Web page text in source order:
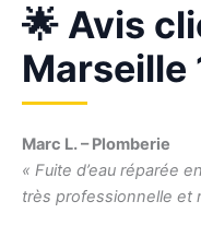
🌟 Avis
Marseille
Marc L. – Plomberie
« Fuite d’eau réparée
très professionnelle et